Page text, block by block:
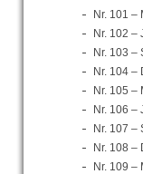
Nr. 101 –
Nr. 102 –
Nr. 103 –
Nr. 104 –
Nr. 105 –
Nr. 106 –
Nr. 107 –
Nr. 108 –
Nr. 109 –